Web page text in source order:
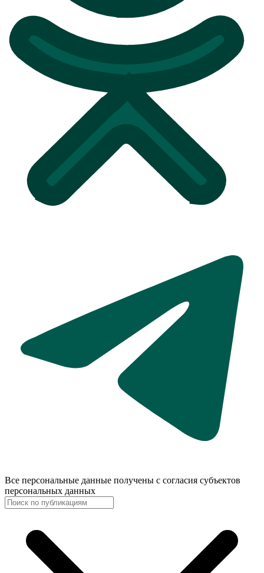
Все персональные данные получены с согласия субъектов
персональных данных